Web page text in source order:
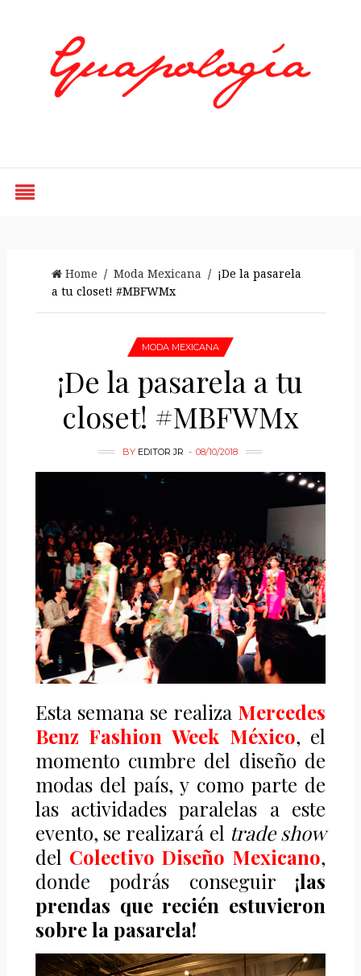
Home / Moda Mexicana / ¡De la pasarela
a tu closet! #MBFWMx
MODA MEXICANA
¡De la pasarela a tu
closet! #MBFWMx
BY EDITOR JR 08/10/2018
Esta semana se realiza Mercedes
Benz Fashion Week México, el
momento cumbre del diseño de
modas del país, y como parte de
las actividades paralelas a este
evento, se realizará el trade show
del Colectivo Diseño Mexicano,
donde podrás conseguir ¡las
prendas que recién estuvieron
sobre la pasarela!